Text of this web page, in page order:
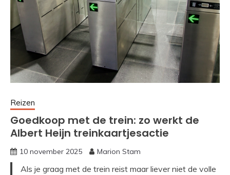
Reizen
Goedkoop met de trein: zo werkt de
Albert Heijn treinkaartjesactie
10 november 2025 Marion Stam
Als je graag met de trein reist maar liever niet de volle